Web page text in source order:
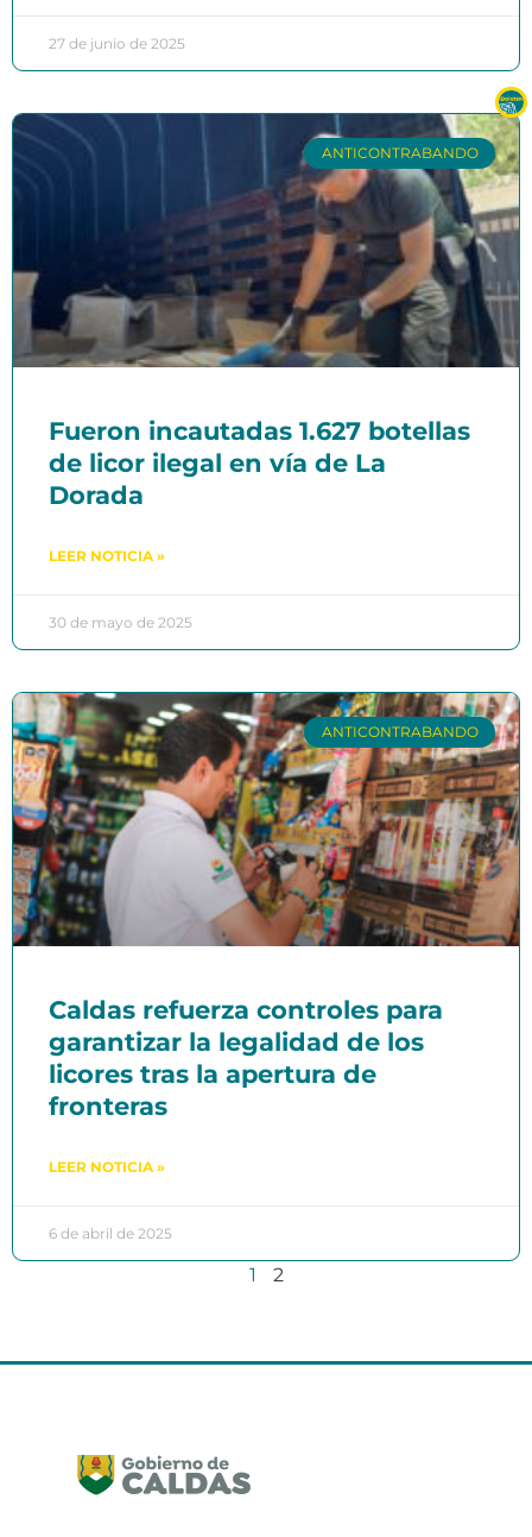
27 de junio de 2025
ANTICONTRABANDO
Fueron incautadas 1.627 botellas
de licor ilegal en vía de La
Dorada
LEER NOTICIA »
30 de mayo de 2025
ANTICONTRABANDO
Caldas refuerza controles para
garantizar la legalidad de los
licores tras la apertura de
fronteras
LEER NOTICIA »
6 de abril de 2025
1 2